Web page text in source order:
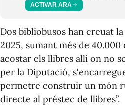
ACTIVAR ARA
Dos bibliobusos han creuat
2025, sumant més de
acostar els llibres allí on no
per la Diputació,
permetre construir un món
directe al préstec de llibres”.